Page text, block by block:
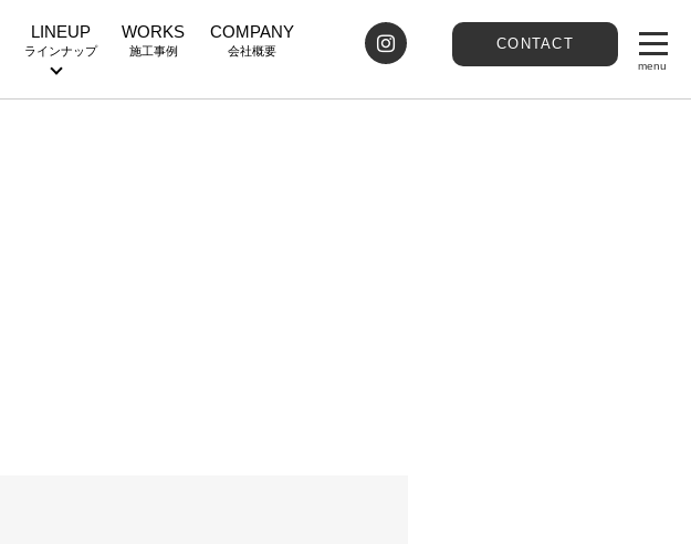
CONTACT
LINEUP
ラインナップ
WORKS
施工事例
COMPANY
会社概要